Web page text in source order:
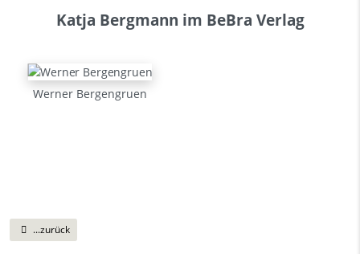
Katja Bergmann im BeBra Verlag
Werner Bergengruen
...zurück